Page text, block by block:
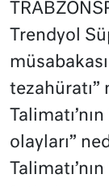
Trendyol
olayları”